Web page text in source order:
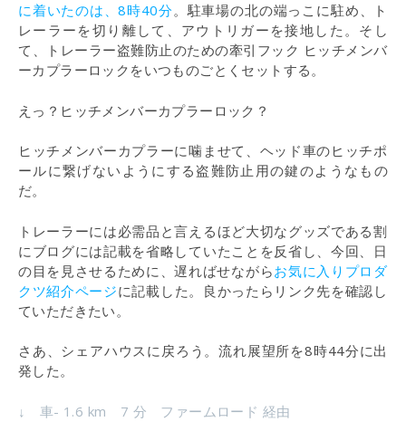
に着いたのは、8時40分。駐車場の北の端っこに駐め、ト
レーラーを切り離して、アウトリガーを接地した。そし
て、トレーラー盗難防止のための牽引フック ヒッチメンバ
ーカプラーロックをいつものごとくセットする。
えっ？ヒッチメンバーカプラーロック？
ヒッチメンバーカプラーに噛ませて、ヘッド車のヒッチポ
ールに繋げないようにする盗難防止用の鍵のようなもの
だ。
トレーラーには必需品と言えるほど大切なグッズである割
にブログには記載を省略していたことを反省し、今回、日
の目を見させるために、遅ればせながらお気に入りプロダ
クツ紹介ページに記載した。良かったらリンク先を確認し
ていただきたい。
さあ、シェアハウスに戻ろう。流れ展望所を8時44分に出
発した。
↓ 車- 1.6 km 7 分 ファームロード 経由